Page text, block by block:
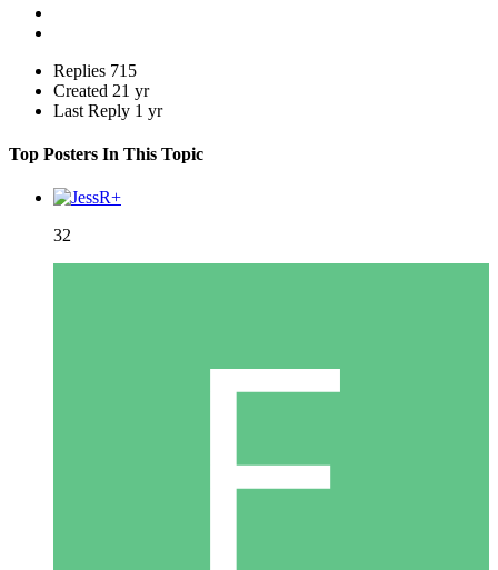
Replies 715
Created 21 yr
Last Reply 1 yr
Top Posters In This Topic
32